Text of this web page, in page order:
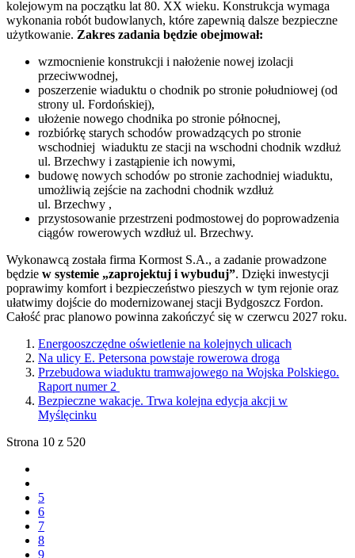
kolejowym na początku lat 80. XX wieku. Konstrukcja wymaga
wykonania robót budowlanych, które zapewnią dalsze bezpieczne
użytkowanie. Zakres zadania będzie obejmował:
wzmocnienie konstrukcji i nałożenie nowej izolacji
przeciwwodnej,
poszerzenie wiaduktu o chodnik po stronie południowej (od
strony ul. Fordońskiej),
ułożenie nowego chodnika po stronie północnej,
rozbiórkę starych schodów prowadzących po stronie
wschodniej wiaduktu ze stacji na wschodni chodnik wzdłuż
ul. Brzechwy i zastąpienie ich nowymi,
budowę nowych schodów po stronie zachodniej wiaduktu,
umożliwią zejście na zachodni chodnik wzdłuż
ul. Brzechwy ,
przystosowanie przestrzeni podmostowej do poprowadzenia
ciągów rowerowych wzdłuż ul. Brzechwy.
Wykonawcą została firma Kormost S.A., a zadanie prowadzone
będzie w systemie „zaprojektuj i wybuduj”. Dzięki inwestycji
poprawimy komfort i bezpieczeństwo pieszych w tym rejonie oraz
ułatwimy dojście do modernizowanej stacji Bydgoszcz Fordon.
Całość prac planowo powinna zakończyć się w czerwcu 2027 roku.
Energooszczędne oświetlenie na kolejnych ulicach
Na ulicy E. Petersona powstaje rowerowa droga
Przebudowa wiaduktu tramwajowego na Wojska Polskiego.
Raport numer 2
Bezpieczne wakacje. Trwa kolejna edycja akcji w
Myślęcinku
Strona 10 z 520
5
6
7
8
9